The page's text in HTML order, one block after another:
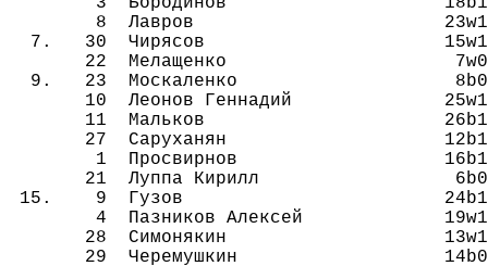
8 Лавров 23w1 31b1
7. 30 Чирясов 15w1 7b0
22 Мелащенко 7w0 15b1
9. 23 Москаленко 8b0
10 Леонов Геннадий 25w1
11 Мальков 26b1 4w0
27 Саруханян 12b1 6w0
1 Просвирнов 16b1 10w0
21 Луппа Кирилл 6b0 12w1
15. 9 Гузов 24b1 2wЅ
4 Пазников Алексей 19w1
28 Симонякин 13w1 5b0
29 Черемушкин 14b0 +